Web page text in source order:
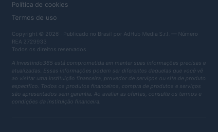
Política de cookies
Termos de uso
Copyright © 2026 · Publicado no Brasil por AdHub Media S.r.l. — Número
REA 2729933
Todos os direitos reservados
A Investindo365 está comprometida em manter suas informações precisas e
atualizadas. Essas informações podem ser diferentes daquelas que você vê
ao visitar uma instituição financeira, provedor de serviços ou site de produto
específico. Todos os produtos financeiros, compra de produtos e serviços
são apresentados sem garantia. Ao avaliar as ofertas, consulte os termos e
condições da instituição financeira.